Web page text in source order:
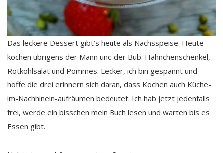
Das leckere Dessert gibt’s heute als Nachsspeise. Heute
kochen übrigens der Mann und der Bub. Hähnchenschenkel,
Rotkohlsalat und Pommes. Lecker, ich bin gespannt und
hoffe die drei erinnern sich daran, dass Kochen auch Küche-
im-Nachhinein-aufräumen bedeutet. Ich hab jetzt jedenfalls
frei, werde ein bisschen mein Buch lesen und warten bis es
Essen gibt.